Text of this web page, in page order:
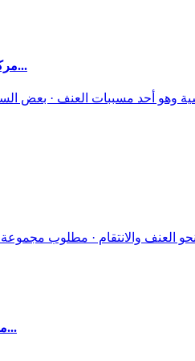
مركز مساواة يتعاون مع 19 قسم للرفاه الاجتماعي في مجال...
مركز مساواة سيستعرض إنتهاك حقوق الجماهير العربية مع...